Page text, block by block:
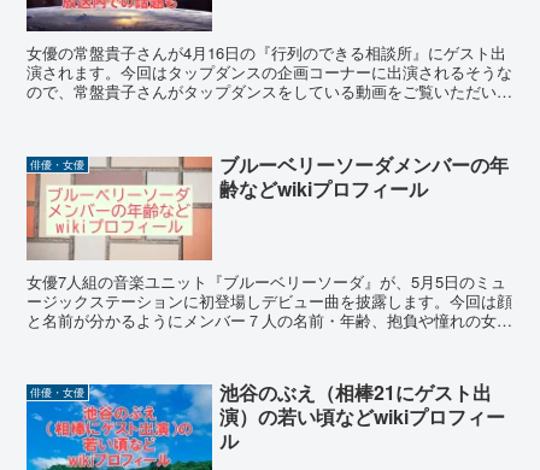
女優の常盤貴子さんが4月16日の『行列のできる相談所』にゲスト出
演されます。今回はタップダンスの企画コーナーに出演されるそうな
ので、常盤貴子さんがタップダンスをしている動画をご覧いただいた
俳優・女優
ブルーベリーソーダメンバーの年
齢などwikiプロフィール
女優7人組の音楽ユニット『ブルーベリーソーダ』が、5月5日のミュ
ージックステーションに初登場しデビュー曲を披露します。今回は顔
と名前が分かるようにメンバー７人の名前・年齢、抱負や憧れの女優
俳優・女優
池谷のぶえ（相棒21にゲスト出
演）の若い頃などwikiプロフィー
ル